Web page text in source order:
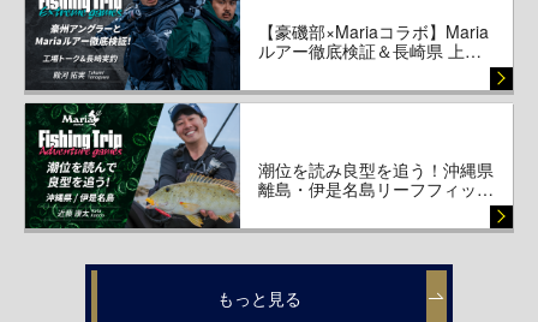
【豪磯部×Mariaコラボ】Maria
ルアー徹底検証＆長崎県 上…
潮位を読み良型を追う！沖縄県
離島・伊是名島リーフフィッ…
もっと見る